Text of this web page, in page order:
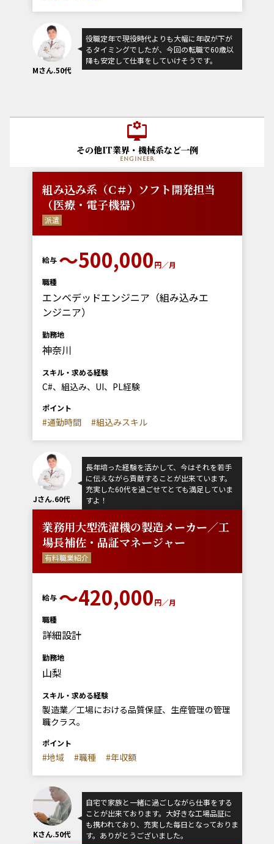
Mさん.50代
役職定年で現役時代よりも大幅に年収が下が
るタイミングでしたが、今回の転職で60歳以
降も安定して仕事をしていけそうです。
その他IT業界・機械系など一例
engineer
組み込み系（C＃）ソフト開発担当
（医療・電子機器）
派遣
給与 〜500,000円／月
職種
エンベデッドエンジニア（組み込みエ
ンジニア）
勤務地
神奈川
スキル・求める経験
C#、組込み、UI、PL経験
ポイント
#通勤時間 #組込みスキル
Jさん.60代
長年培った経験を活かして、今はそれを若手
に伝えながら貢献することが出来ています。
充実した60代を過ごせてとても満足していま
すよ！
業務用大型洗濯機の製造メーカー／工
場長補佐・品証マネージャー
有料職業紹介
給与 〜420,000円／月
職種
詳細設計
勤務地
山梨
スキル・求める経験
製造業／工場における品質保証、生産管理の管理
職クラス。
ポイント
#地域 #職種 #年収額
Kさん.50代
自宅で家族と一緒に過ごしながら仕事をする
ことが出来ております。大好きな工場品証に
も携われており、充実した毎日となっておりま
す。ありがとうございました。